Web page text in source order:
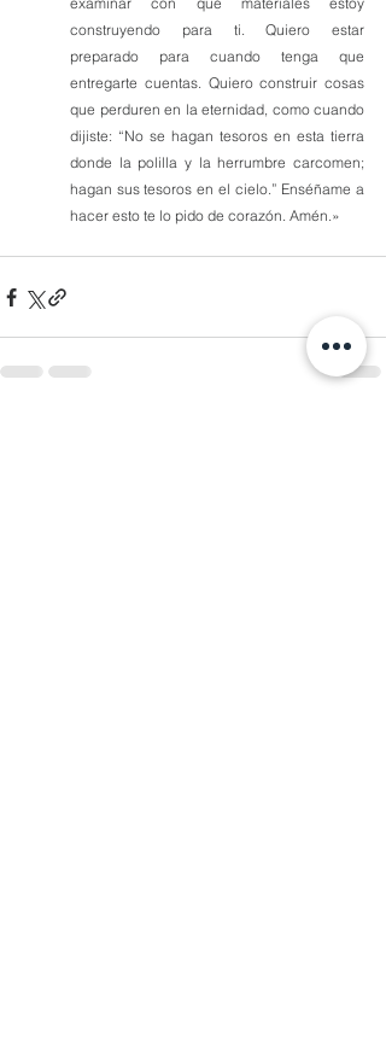
construyendo para ti. Quiero estar
preparado para cuando tenga que
entregarte cuentas. Quiero construir cosas
que perduren en la eternidad, como cuando
dijiste: “No se hagan tesoros en esta tierra
donde la polilla y la herrumbre carcomen;
hagan sus tesoros en el cielo.” Enséñame a
hacer esto te lo pido de corazón. Amén.»